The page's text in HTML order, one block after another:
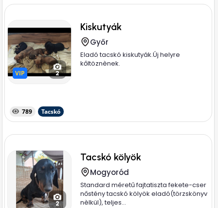
VIP
VIP 2
Kiskutyák
Győr
Eladó tacskó kiskutyák.Új helyre
kőltöznènek.
789 Tacskó
2
Tacskó kölyök
Mogyoród
Standard méretű fajtatiszta fekete-cser
nőstény tacskó kölyök eladó(törzskönyv
nèlkül), teljes...